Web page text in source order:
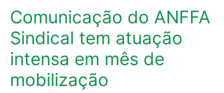
Comunicação do ANFFA
Sindical tem atuação
intensa em mês de
mobilização